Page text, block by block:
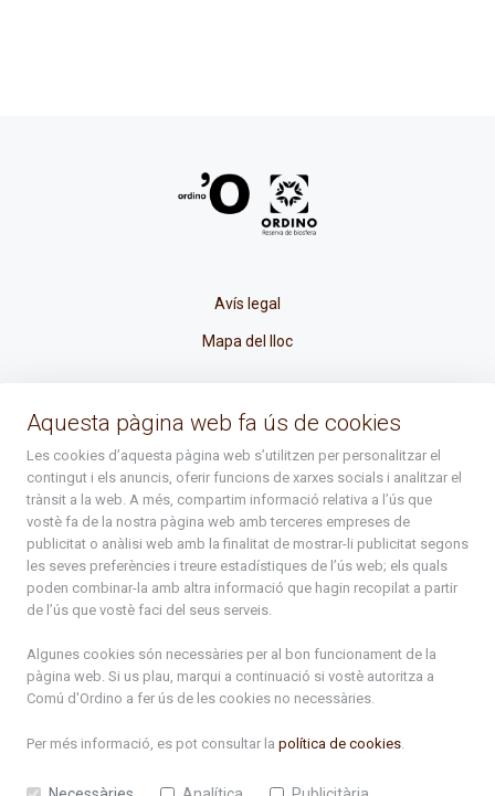
Avís legal
Mapa del lloc
atenciociutadana@ordino.ad
+376 878 100
De Dl. a Dv. : de 8 a 16h (els divendres a partir de l'1 de juny
fins al divendres de la setmana de Meritxell : de 8 a 14h)
Rep tota l'actualitat del Comú d'Ordino en el teu correu
Subscriu-te
Aquesta pàgina web fa ús de cookies
Les cookies d’aquesta pàgina web s’utilitzen per personalitzar el
contingut i els anuncis, oferir funcions de xarxes socials i analitzar el
trànsit a la web. A més, compartim informació relativa a l’ús que
vostè fa de la nostra pàgina web amb terceres empreses de
publicitat o anàlisi web amb la finalitat de mostrar-li publicitat segons
les seves preferències i treure estadístiques de l’ús web; els quals
poden combinar-la amb altra informació que hagin recopilat a partir
de l’ús que vostè faci del seus serveis.
Algunes cookies són necessàries per al bon funcionament de la
pàgina web. Si us plau, marqui a continuació si vostè autoritza a
Comú d'Ordino a fer ús de les cookies no necessàries.
Per més informació, es pot consultar la política de cookies.